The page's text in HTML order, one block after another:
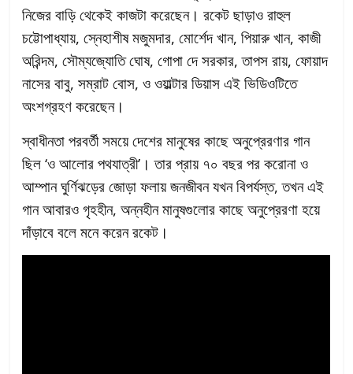
নিজের বাড়ি থেকেই কাজটা করেছেন। রকেট ছাড়াও রাহুল
চট্টোপাধ্যায়, স্নেহাশীষ মজুমদার, মোর্শেদ খান, পিয়ারু খান, কাজী
অরিন্দম, সৌম্যজ্যোতি ঘোষ, গোপা দে সরকার, তাপস রায়, ফোয়াদ
নাসের বাবু, সম্রাট বোস, ও ওয়াল্টার ডিয়াস এই ভিডিওটিতে
অংশগ্রহণ করেছেন।
স্বাধীনতা পরবর্তী সময়ে দেশের মানুষের কাছে অনুপ্রেরণার গান
ছিল ‘ও আলোর পথযাত্রী’। তার প্রায় ৭০ বছর পর করোনা ও
আম্পান ঘুর্ণিঝড়ের জোড়া ফলায় জনজীবন যখন বিপর্যস্ত, তখন এই
গান আবারও গৃহহীন, অন্নহীন মানুষগুলোর কাছে অনুপ্রেরণা হয়ে
দাঁড়াবে বলে মনে করেন রকেট।